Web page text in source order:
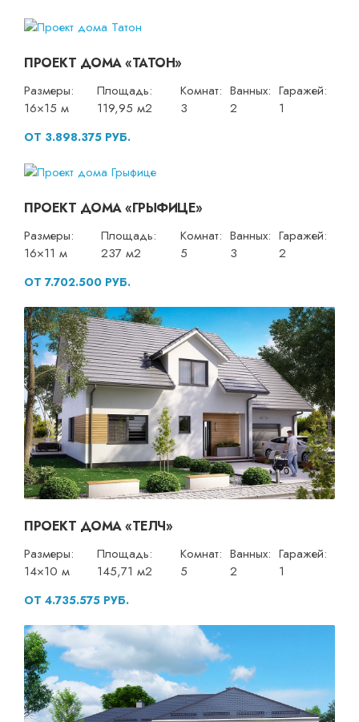
ПРОЕКТ ДОМА «ТАТОН»
Размеры:
16×15 м
Площадь:
119,95 м2
Комнат:
3
Ванных:
2
Гаражей:
1
ОТ 3.898.375 РУБ.
ПРОЕКТ ДОМА «ГРЫФИЦЕ»
Размеры:
16×11 м
Площадь:
237 м2
Комнат:
5
Ванных:
3
Гаражей:
2
ОТ 7.702.500 РУБ.
ПРОЕКТ ДОМА «ТЕЛЧ»
Размеры:
14×10 м
Площадь:
145,71 м2
Комнат:
5
Ванных:
2
Гаражей:
1
ОТ 4.735.575 РУБ.